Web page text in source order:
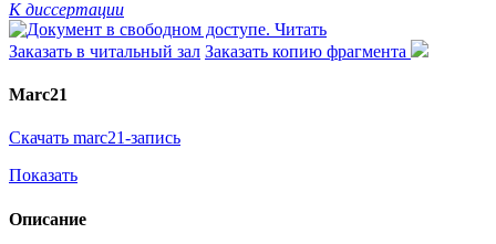
К диссертации
Читать
Заказать в читальный зал Заказать копию фрагмента
Marc21
Скачать marc21-запись
Показать
Описание